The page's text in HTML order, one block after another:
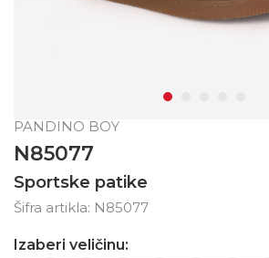
PANDINO BOY
N85077
Sportske patike
Šifra artikla: N85077
Izaberi veličinu: